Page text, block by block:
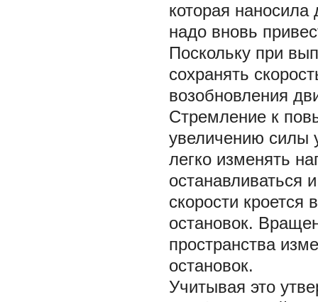
которая
надо вновь
Поскольку при
сохранять
возобновления
Стремление к
увеличению силы
легко изменять
останавливаться
скорости
остановок.
пространства
остановок.
Учитывая это